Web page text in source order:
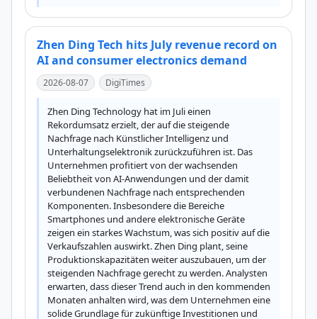
Zhen Ding Tech hits July revenue record on
AI and consumer electronics demand
2026-08-07 DigiTimes
Zhen Ding Technology hat im Juli einen
Rekordumsatz erzielt, der auf die steigende
Nachfrage nach Künstlicher Intelligenz und
Unterhaltungselektronik zurückzuführen ist. Das
Unternehmen profitiert von der wachsenden
Beliebtheit von AI-Anwendungen und der damit
verbundenen Nachfrage nach entsprechenden
Komponenten. Insbesondere die Bereiche
Smartphones und andere elektronische Geräte
zeigen ein starkes Wachstum, was sich positiv auf die
Verkaufszahlen auswirkt. Zhen Ding plant, seine
Produktionskapazitäten weiter auszubauen, um der
steigenden Nachfrage gerecht zu werden. Analysten
erwarten, dass dieser Trend auch in den kommenden
Monaten anhalten wird, was dem Unternehmen eine
solide Grundlage für zukünftige Investitionen und